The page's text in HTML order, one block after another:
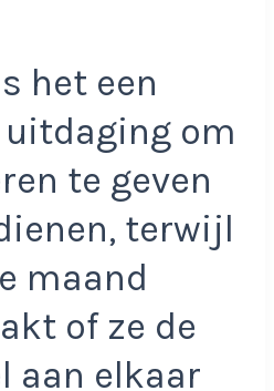
het een
om
te geven
terwijl
maand
of ze de
aan elkaar